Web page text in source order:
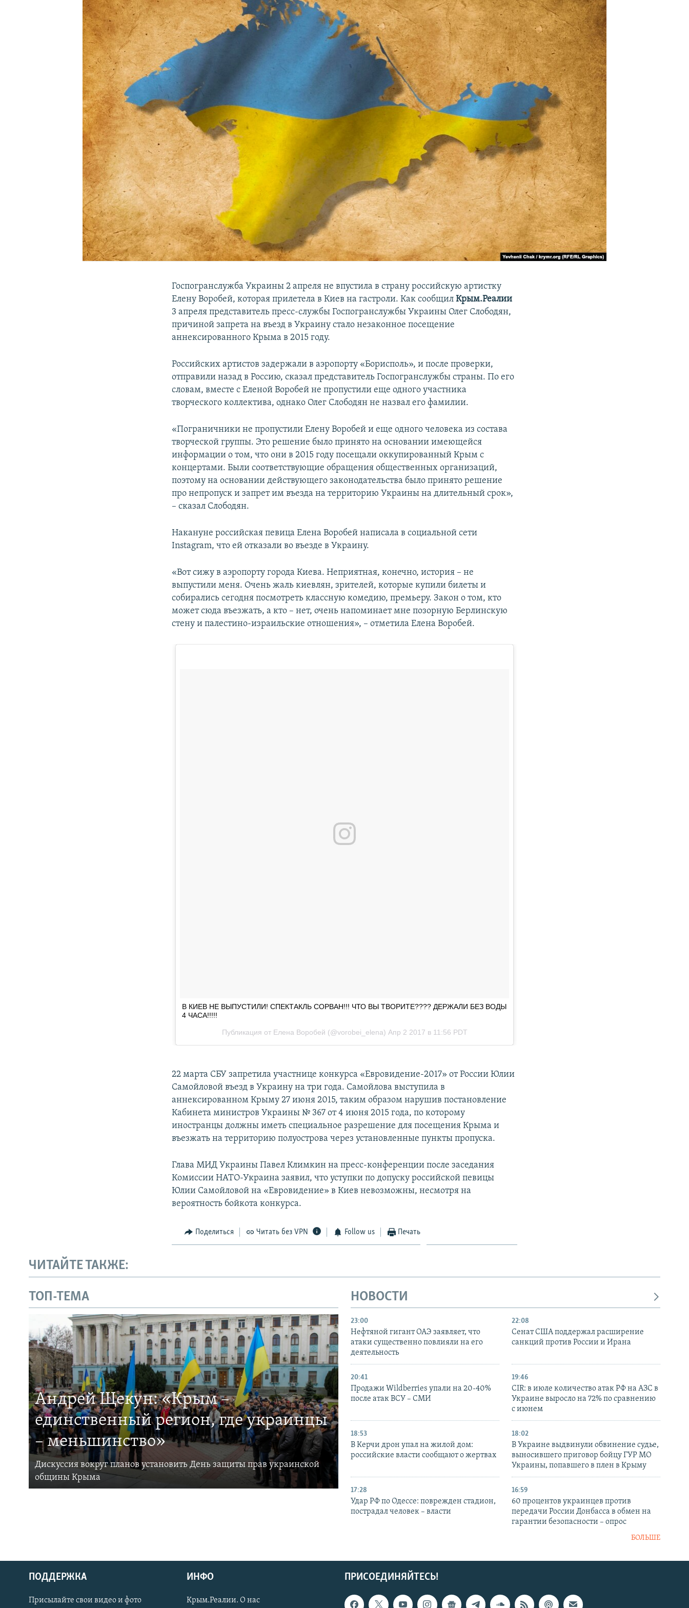
КРЫМ.НЕПОКОРЕННЫЙ
УКРАИНСКАЯ ПРОБЛЕМА КРЫМА
Українською
Госпогранслужба Украины 2 апреля не впустила в страну российскую артистку
Елену Воробей, которая прилетела в Киев на гастроли. Как сообщилКрым.Реалии
3 апреля представитель пресс-службы Госпогранслужбы Украины Олег Слободян,
причиной запрета на въезд в Украину стало незаконное посещение
аннексированного Крыма в 2015 году.
Российских артистов задержали в аэропорту «Борисполь», и после проверки,
отправили назад в Россию, сказал представитель Госпогранслужбы страны. По его
словам, вместе с Еленой Воробей не пропустили еще одного участника
творческого коллектива, однако Олег Слободян не назвал его фамилии.
«Пограничники не пропустили Елену Воробей и еще одного человека из состава
творческой группы. Это решение было принято на основании имеющейся
информации о том, что они в 2015 году посещали оккупированный Крым с
концертами. Были соответствующие обращения общественных организаций,
поэтому на основании действующего законодательства было принято решение
про непропуск и запрет им въезда на территорию Украины на длительный срок»,
– сказал Слободян.
Накануне российская певица Елена Воробей написала в социальной сети
Instagram, что ей отказали во въезде в Украину.
«Вот сижу в аэропорту города Киева. Неприятная, конечно, история – не
выпустили меня. Очень жаль киевлян, зрителей, которые купили билеты и
собирались сегодня посмотреть классную комедию, премьеру. Закон о том, кто
может сюда въезжать, а кто – нет, очень напоминает мне позорную Берлинскую
стену и палестино-израильские отношения», – отметила Елена Воробей.
22 марта СБУ запретила участнице конкурса «Евровидение-2017» от России Юлии
Самойловой въезд в Украину на три года. Самойлова выступила в
аннексированном Крыму 27 июня 2015, таким образом нарушив постановление
Кабинета министров Украины № 367 от 4 июня 2015 года, по которому
иностранцы должны иметь специальное разрешение для посещения Крыма и
въезжать на территорию полуострова через установленные пункты пропуска.
Глава МИД Украины Павел Климкин на пресс-конференции после заседания
Комиссии НАТО-Украина заявил, что уступки по допуску российской певицы
Юлии Самойловой на «Евровидение» в Киев невозможны, несмотря на
вероятность бойкота конкурса.
Поделиться Читать без VPN Follow us Печать
ЧИТАЙТЕ ТАКЖЕ:
ТОП-ТЕМА
Андрей Щекун: «Крым –
единственный регион, где украинцы
– меньшинство»
Дискуссия вокруг планов установить День защиты прав украинской
общины Крыма
НОВОСТИ
23:00
Нефтяной гигант ОАЭ заявляет, что
атаки существенно повлияли на его
деятельность
22:08
Сенат США поддержал расширение
санкций против России и Ирана
20:41
Продажи Wildberries упали на 20-40%
после атак ВСУ – СМИ
19:46
CIR: в июле количество атак РФ на АЗС в
Украине выросло на 72% по сравнению
с июнем
18:53
В Керчи дрон упал на жилой дом:
российские власти сообщают о жертвах
18:02
В Украине выдвинули обвинение судье,
выносившего приговор бойцу ГУР МО
Украины, попавшего в плен в Крыму
17:28
Удар РФ по Одессе: поврежден стадион,
пострадал человек – власти
16:59
60 процентов украинцев против
передачи России Донбасса в обмен на
гарантии безопасности – опрос
БОЛЬШЕ
ПРИСОЕДИНЯЙТЕСЬ!
ПОДДЕРЖКА
Присылайте свои видео и фото
ИНФО
Крым.Реалии. О нас